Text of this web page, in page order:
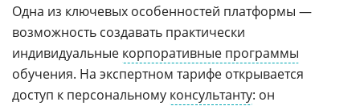
Одна из ключевых особенностей платформы —
возможность создавать практически
индивидуальные корпоративные программы
обучения. На экспертном тарифе открывается
доступ к персональному консультанту: он